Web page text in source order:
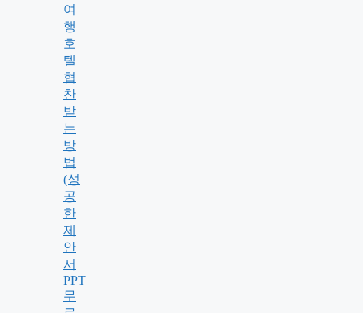
여
행
호
텔
협
찬
받
는
방
법
(성
공
한
제
안
서
PPT
무